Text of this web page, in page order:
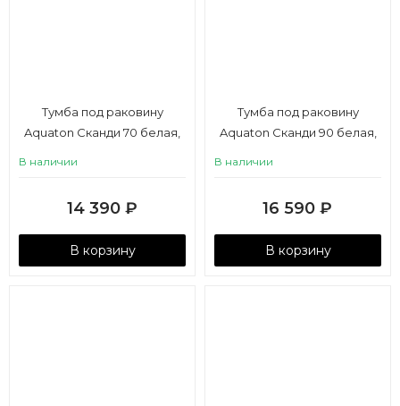
Тумба под раковину
Aquaton Сканди 70 белая,
В наличии
14 390 ₽
В корзину
Тумба под раковину
Aquaton Сканди 90 белая,
В наличии
16 590 ₽
В корзину